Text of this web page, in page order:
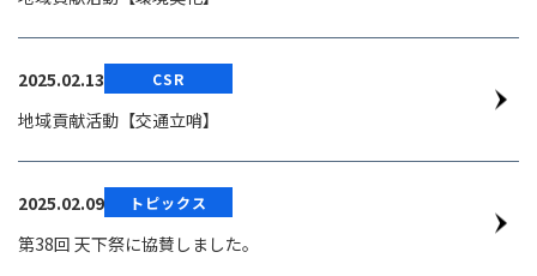
2025.02.13 CSR
地域貢献活動【交通立哨】
2025.02.09 トピックス
第38回 天下祭に協賛しました。